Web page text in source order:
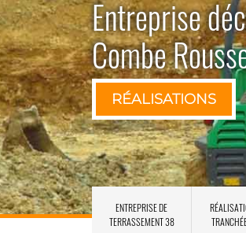
Entreprise
Combe
RÉALISATIONS
ENTREPRISE DE
TERRASSEMENT 38